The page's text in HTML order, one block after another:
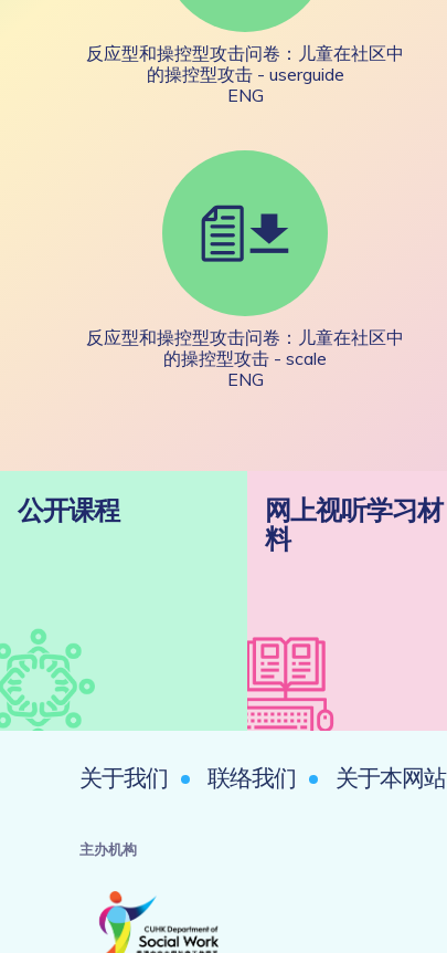
反应型和操控型攻击问卷：儿童在社区中
的操控型攻击 - userguide
ENG
反应型和操控型攻击问卷：儿童在社区中
的操控型攻击 - scale
ENG
公开课程
网上视听学习材
料
关于我们 联络我们 关于本网站
主办机构